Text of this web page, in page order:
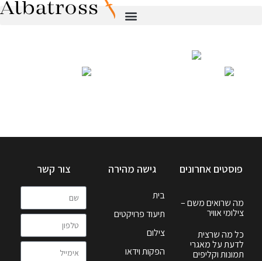
פוסטים אחרונים
מה שרואים משם –
צילומי אוויר
כל מה שרצית
לדעת על מאגרי
תמונות וקליפים
גישה מהירה
בית
תיעוד פרויקטים
צילום
הפקות וידאו
צור קשר